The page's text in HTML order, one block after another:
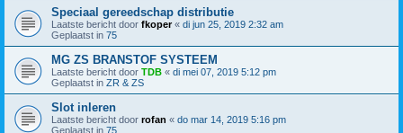
Speciaal gereedschap distributie
Laatste bericht door fkoper« di jun 25, 2019 2:32 am
Geplaatst in 75
MG ZS BRANSTOF SYSTEEM
Laatste bericht door TDB « di mei 07, 2019 5:12 pm
Geplaatst in ZR & ZS
Slot inleren
Laatste bericht door rofan « do mar 14, 2019 5:16 pm
Geplaatst in 75